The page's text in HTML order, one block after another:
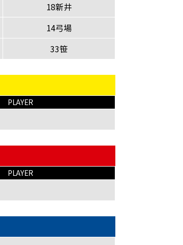
18新井
14弓場
33笹
PLAYER
PLAYER